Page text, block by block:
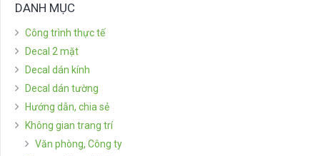
DANH MỤC
Công trình thực tế
Decal 2 mặt
Decal dán kính
Decal dán tường
Hướng dẫn, chia sẻ
Không gian trang trí
Văn phòng, Công ty